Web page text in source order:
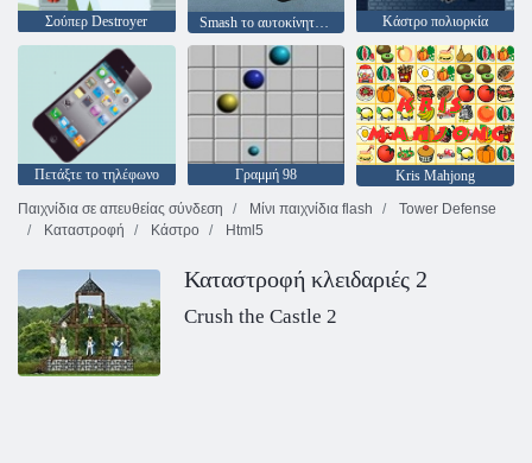
Σούπερ Destroyer Smash το αυτοκίνητό μου Κάστρο πολιορκία
Πετάξτε το τηλέφωνο Γραμμή 98
Kris Mahjong
Παιχνίδια σε απευθείας σύνδεση
Μίνι παιχνίδια flash
Tower Defense
Καταστροφή
Κάστρο Html5
Καταστροφή κλειδαριές 2
Crush the Castle 2